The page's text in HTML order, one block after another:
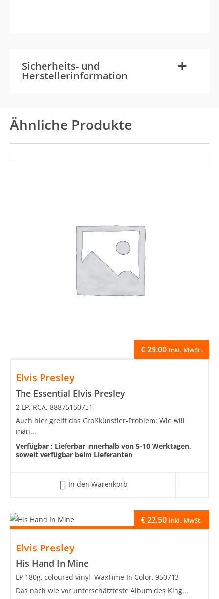
Sicherheits- und
Herstellerinformation +
-
Ähnliche Produkte
Elvis Presley
The Essential Elvis Presley
€29.00 inkl. MwSt.
2 LP, RCA, 88875150731
Auch hier greift das Großkünstler-Problem: Wie will
man...
Verfügbar : Lieferbar innerhalb von 5-10 Werktagen,
soweit verfügbar beim Lieferanten
In den Warenkorb
Elvis Presley
His Hand In Mine
€22.50 inkl. MwSt.
LP 180g, coloured vinyl, WaxTime In Color, 950713
Das nach wie vor unterschätzteste Album des King...